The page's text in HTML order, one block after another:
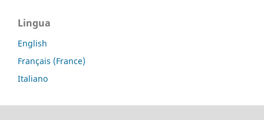
Lingua
English
Français (France)
Italiano